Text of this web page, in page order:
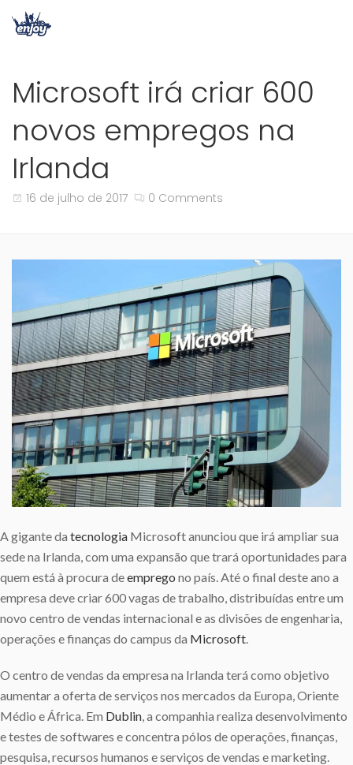
Microsoft irá criar 600
novos empregos na
Irlanda
16 de julho de 2017 0 Comments
A gigante da tecnologia Microsoft anunciou que irá ampliar sua
sede na Irlanda, com uma expansão que trará oportunidades para
quem está à procura deemprego no país. Até o final deste ano a
empresa deve criar 600 vagas de trabalho, distribuídas entre um
novo centro de vendas internacional e as divisões de engenharia,
operações e finanças do campus da Microsoft
O centro de vendas da empresa na Irlanda terá como objetivo
aumentar a oferta de serviços nos mercados da Europa, Oriente
Médio e África. Em Dublin , a companhia realiza desenvolvimento
e testes de softwares e concentra pólos de operações, finanças,
pesquisa, recursos humanos e serviços de vendas e marketing.